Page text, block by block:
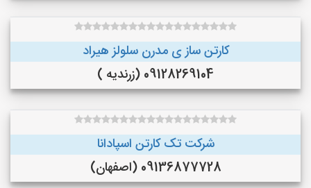
کارتن ساز ی مدرن سلولز هیراد
09128269104 (زرندیه )
شرکت تک کارتن اسپادانا
09136877728 (اصفهان)